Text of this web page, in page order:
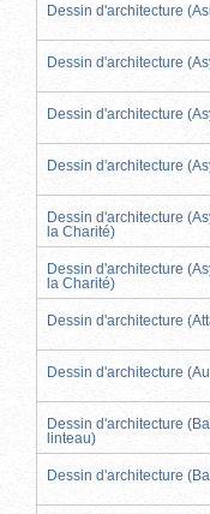
Dessin d'architecture
Dessin d'architecture
Dessin d'architecture
Dessin d'architecture
Dessin d'architecture
la Charité)
Dessin d'architecture
la Charité)
Dessin d'architecture
Dessin d'architecture
Dessin d'architecture
linteau)
Dessin d'architecture